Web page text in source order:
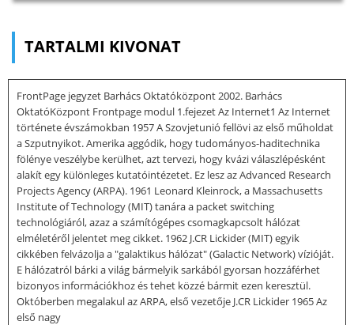
TARTALMI KIVONAT
FrontPage jegyzet Barhács Oktatóközpont 2002. Barhács
OktatóKözpont Frontpage modul 1.fejezet Az Internet1 Az Internet
története évszámokban 1957 A Szovjetunió fellövi az első műholdat
a Szputnyikot. Amerika aggódik, hogy tudományos-haditechnika
fölénye veszélybe kerülhet, azt tervezi, hogy kvázi válaszlépésként
alakít egy különleges kutatóintézetet. Ez lesz az Advanced Research
Projects Agency (ARPA). 1961 Leonard Kleinrock, a Massachusetts
Institute of Technology (MIT) tanára a packet switching
technológiáról, azaz a számítógépes csomagkapcsolt hálózat
elméletéről jelentet meg cikket. 1962 J.CR Lickider (MIT) egyik
cikkében felvázolja a "galaktikus hálózat" (Galactic Network) vízióját.
E hálózatról bárki a világ bármelyik sarkából gyorsan hozzáférhet
bizonyos információkhoz és tehet közzé bármit ezen keresztül.
Októberben megalakul az ARPA, első vezetője J.CR Lickider 1965 Az
első nagy